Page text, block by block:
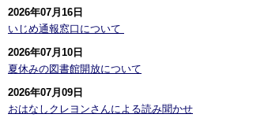
2026年07月16日
いじめ通報窓口について ​
2026年07月10日
夏休みの図書館開放について
2026年07月09日
おはなしクレヨンさんによる読み聞かせ